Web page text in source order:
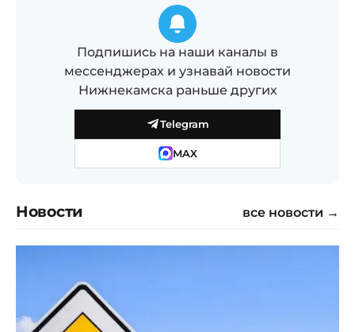
Подпишись на наши каналы в
мессенджерах и узнавай новости
Нижнекамска раньше других
Telegram
MAX
Новости все новости →